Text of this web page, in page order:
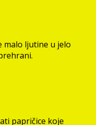
malo ljutine u jelo
papričice koje